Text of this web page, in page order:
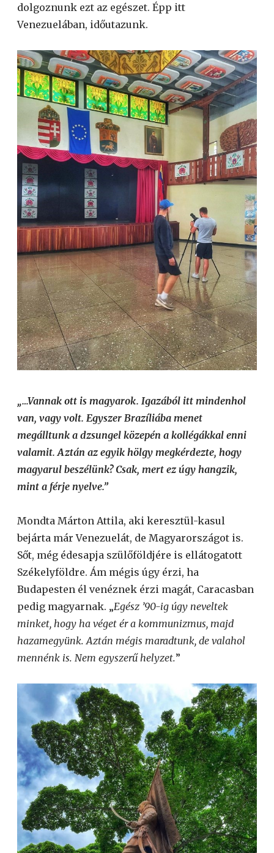
dolgoznunk ezt az egészet. Épp itt
Venezuelában, időutazunk.
„…Vannak ott is magyarok. Igazából itt mindenhol
van, vagy volt. Egyszer Brazíliába menet
megálltunk a dzsungel közepén a kollégákkal enni
valamit. Aztán az egyik hölgy megkérdezte, hogy
magyarul beszélünk? Csak, mert ez úgy hangzik,
mint a férje nyelve.”
Mondta Márton Attila, aki keresztül-kasul
bejárta már Venezuelát, de Magyarországot is.
Sőt, még édesapja szülőföldjére is ellátogatott
Székelyföldre. Ám mégis úgy érzi, ha
Budapesten él venéznek érzi magát, Caracasban
pedig magyarnak. „Egész ’90-ig úgy neveltek
minket, hogy ha véget ér a kommunizmus, majd
hazamegyünk. Aztán mégis maradtunk, de valahol
mennénk is. Nem egyszerű helyzet.”